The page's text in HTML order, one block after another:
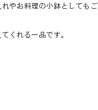
やお料理の小鉢としてもご
くれる一品です。